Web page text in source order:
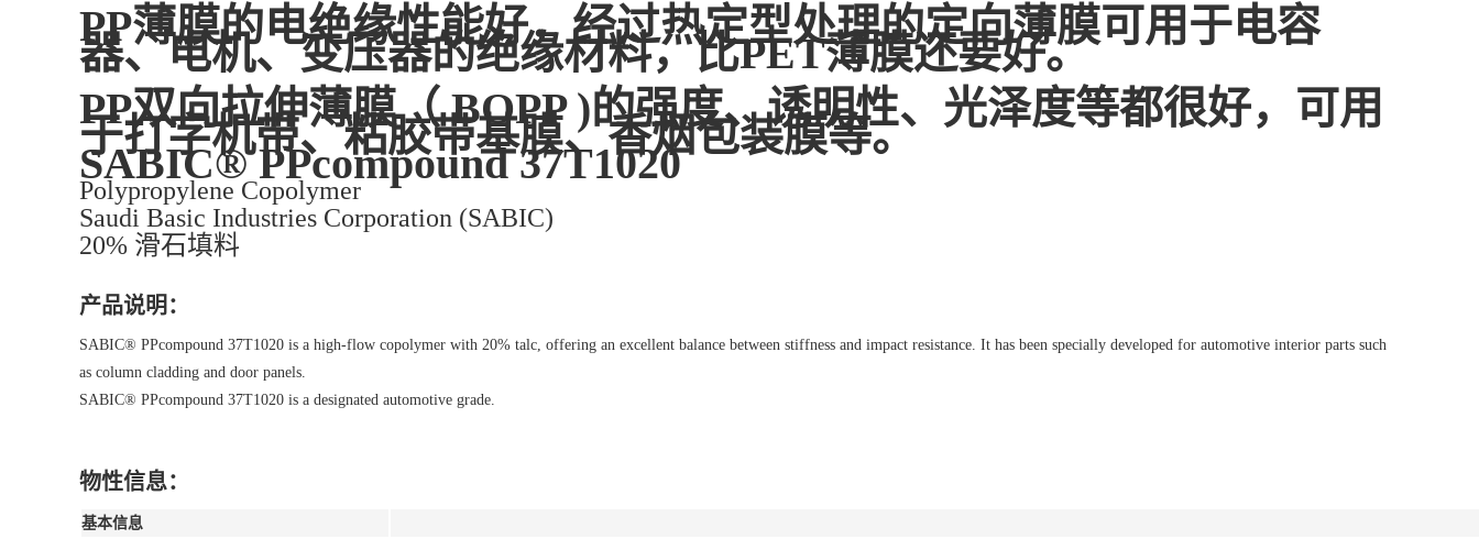
PP薄膜的电绝缘性能好，经过热定型处理的定向薄膜可用于电容
器、电机、变压器的绝缘材料，比PET薄膜还要好。
PP双向拉伸薄膜（ BOPP )的强度、诱明性、光泽度等都很好，可用
于打字机带、粘胶带基膜、香烟包装膜等。
SABIC® PPcompound 37T1020
Polypropylene Copolymer
Saudi Basic Industries Corporation (SABIC)
20% 滑石填料
产品说明：
SABIC® PPcompound 37T1020 is a high-flow copolymer with 20% talc, offering an excellent balance between stiffness and impact resistance. It has been specially developed for automotive interior parts such
as column cladding and door panels.
SABIC® PPcompound 37T1020 is a designated automotive grade.
物性信息：
基本信息